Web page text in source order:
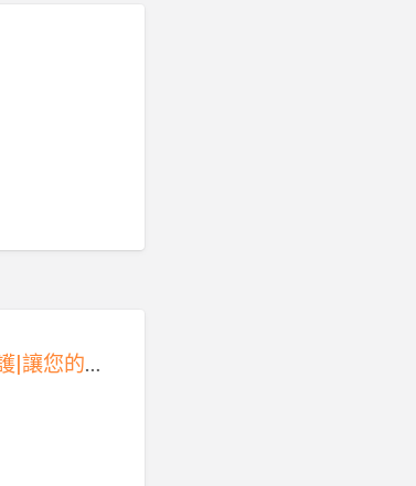
Sentinel LDK軟體授權管理|逆向工程防護|讓您的業務更上一層樓